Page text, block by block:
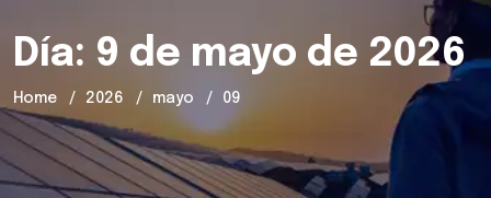
Día: 9 de mayo de 2026
Home 2026 mayo 09